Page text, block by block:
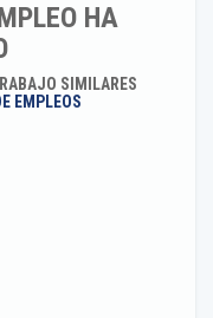
HA
SIMILARES
EMPLEOS